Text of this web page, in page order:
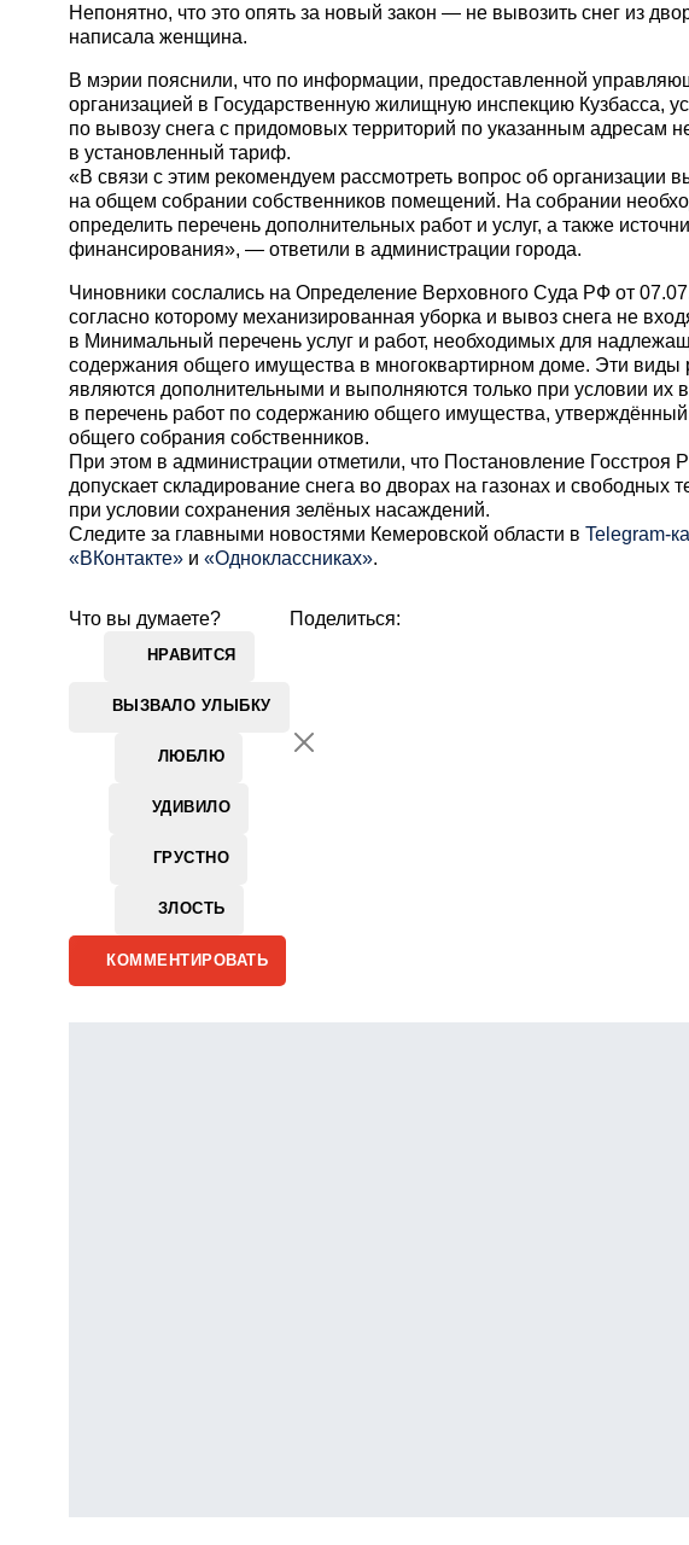
Непонятно, что это опять за новый закон — не вывозить снег из
написала женщина.
В мэрии пояснили, что по информации, предоставленной
организацией в Государственную жилищную инспекцию Кузбасса,
по вывозу снега с придомовых территорий по указанным адресам
в установленный тариф.
«В связи с этим рекомендуем рассмотреть вопрос об организации
на общем собрании собственников помещений. На собрании
определить перечень дополнительных работ и услуг, а также
финансирования», — ответили в администрации города.
Чиновники сослались на Определение Верховного Суда РФ от
согласно которому механизированная уборка и вывоз снега не
в Минимальный перечень услуг и работ, необходимых для
содержания общего имущества в многоквартирном доме. Эти виды
являются дополнительными и выполняются только при условии их
в перечень работ по содержанию общего имущества,
общего собрания собственников.
При этом в администрации отметили, что Постановление
допускает складирование снега во дворах на газонах и свободных
при условии сохранения зелёных насаждений.
Cледите за главными новостями Кемеровской области в Telegram-
«ВКонтакте» и «Одноклассниках».
Что вы думаете?
НРАВИТСЯ
ВЫЗВАЛО УЛЫБКУ
ЛЮБЛЮ
УДИВИЛО
ГРУСТНО
ЗЛОСТЬ
Поделиться:
КОММЕНТИРОВАТЬ